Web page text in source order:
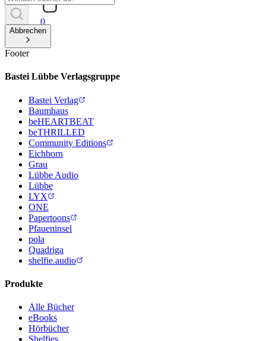
0
Abbrechen
Footer
Bastei Lübbe Verlagsgruppe
Bastei Verlag
Baumhaus
beHEARTBEAT
beTHRILLED
Community Editions
Eichborn
Grau
Lübbe Audio
Lübbe
LYX
ONE
Papertoons
Pfaueninsel
pola
Quadriga
shelfie.audio
Produkte
Alle Bücher
eBooks
Hörbücher
Shelfies